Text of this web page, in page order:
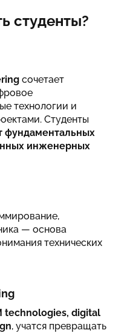
студенты?
сочетает
технологии и
Студенты
фундаментальных
инженерных
— основа
технических
technologies, digital
, учатся превращать